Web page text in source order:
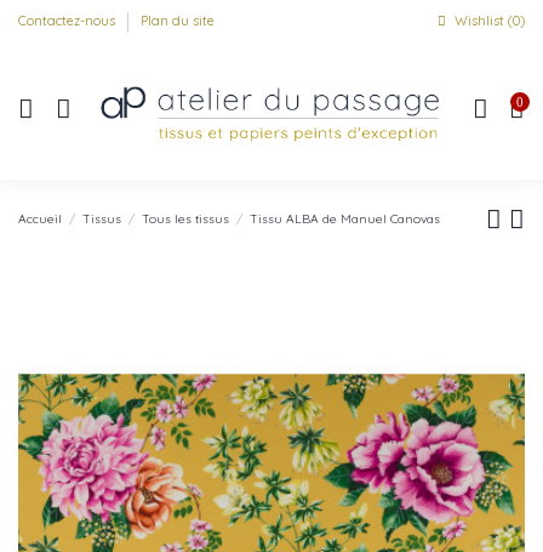
Contactez-nous Plan du site Wishlist (0)
0
Accueil Tissus Tous les tissus Tissu ALBA de Manuel Canovas